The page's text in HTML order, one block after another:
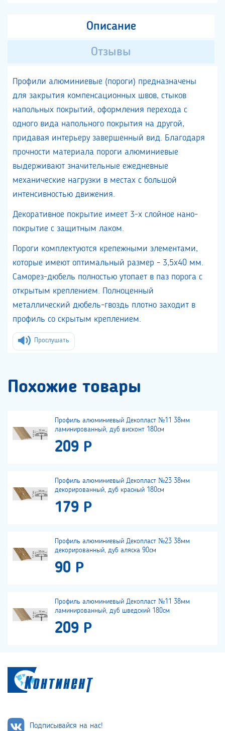
Описание
Отзывы
Профили алюминиевые (пороги) предназначены
для закрытия компенсационных швов, стыков
напольных покрытий, оформления перехода с
одного вида напольного покрытия на другой,
придавая интерьеру завершенный вид. Благодаря
прочности материала пороги алюминиевые
выдерживают значительные ежедневные
механические нагрузки в местах с большой
интенсивностью движения.
Декоративное покрытие имеет 3-х слойное нано-
покрытие с защитным лаком.
Пороги комплектуются крепежными элементами,
которые имеют оптимальный размер - 3,5х40 мм.
Саморез-дюбель полностью утопает в паз порога с
открытым креплением. Полноценный
металлический дюбель-гвоздь плотно заходит в
профиль со скрытым креплением.
Прослушать
Похожие товары
Профиль алюминиевый Декопласт №11 38мм
ламинированный, дуб висконт 180см
209 Р
Профиль алюминиевый Декопласт №23 38мм
декорированный, дуб красный 180см
179 Р
Профиль алюминиевый Декопласт №23 38мм
декорированный, дуб аляска 90см
90 Р
Профиль алюминиевый Декопласт №11 38мм
ламинированный, дуб шведский 180см
209 Р
Подписывайся на нас!